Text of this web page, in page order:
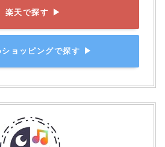
楽天で探す ▶
ョッピングで探す ▶